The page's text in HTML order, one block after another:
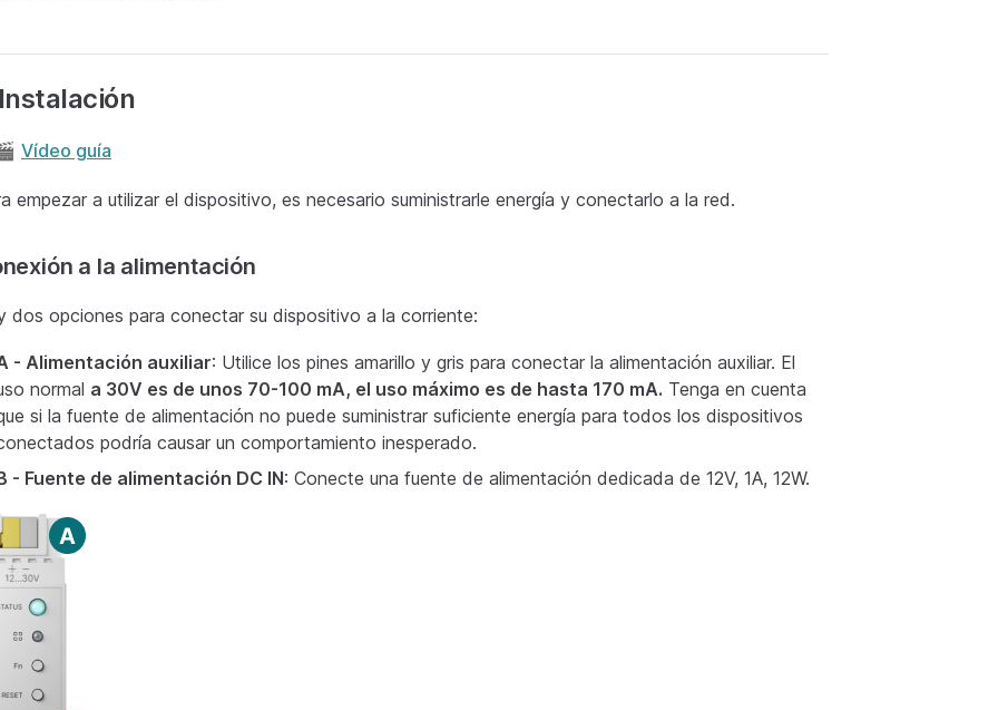
Vídeo guía
empezar a utilizar el dispositivo, es necesario suministrarle energía y conectarlo a la red.
a la alimentación
dos opciones para conectar su dispositivo a la corriente:
- Alimentación auxiliar: Utilice los pines amarillo y gris para conectar la alimentación auxiliar. El
normal a 30V es de unos 70-100 mA, el uso máximo es de hasta 170 mA. Tenga en cuenta
si la fuente de alimentación no puede suministrar suficiente energía para todos los dispositivos
podría causar un comportamiento inesperado.
- Fuente de alimentación DC IN: Conecte una fuente de alimentación dedicada de 12V, 1A, 12W.